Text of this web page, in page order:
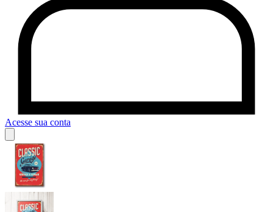
Acesse sua conta